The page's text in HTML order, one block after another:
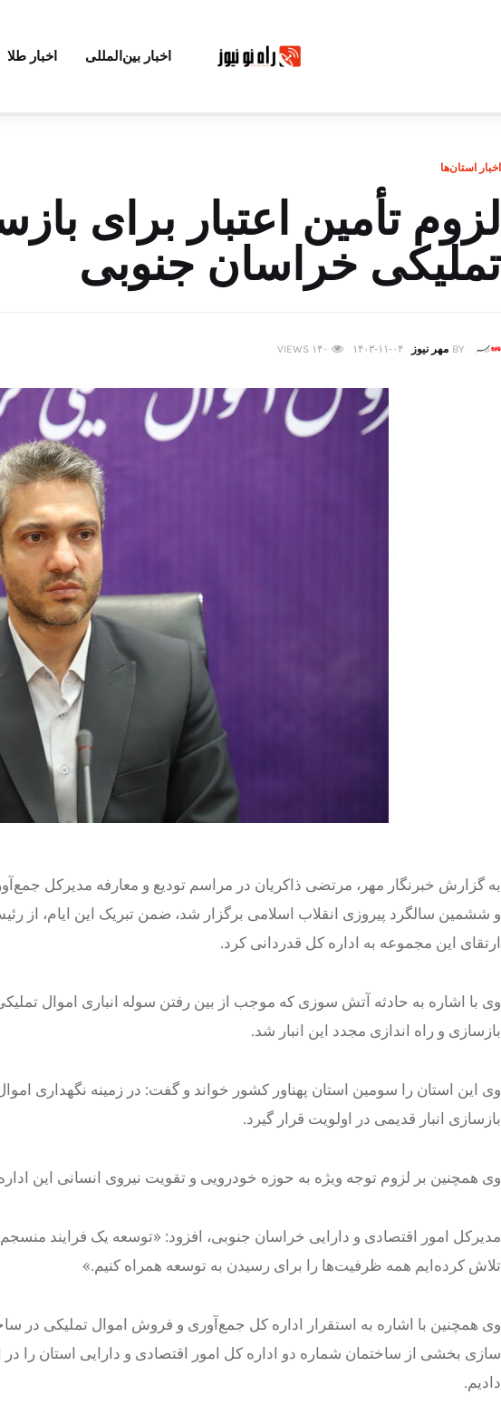
اخبار بین‌المللی اخبار طلا
اخبار استان‌ها
لزوم تأمین اعتبار برای
تملیکی خراسان جنوبی
BY مهر نیوز ۱۴۰۳-۱۱-۰۴ ۱۴۰ VIEWS
به گزارش خبرنگار مهر، مرتضی ذاکریان در مراسم تودیع و معارفه مدیرکل
و ششمین سالگرد پیروزی انقلاب اسلامی برگزار شد، ضمن تبریک این ایام،
ارتقای این مجموعه به اداره کل قدردانی کرد.
وی با اشاره به حادثه آتش سوزی که موجب از بین رفتن سوله انباری اموال
بازسازی و راه اندازی مجدد این انبار شد.
وی این استان را سومین استان پهناور کشور خواند و گفت: در زمینه نگهداری
بازسازی انبار قدیمی در اولویت قرار گیرد.
وی همچنین بر لزوم توجه ویژه به حوزه خودرویی و تقویت نیروی انسانی این
مدیرکل امور اقتصادی و دارایی خراسان جنوبی، افزود: «توسعه یک فرایند
تلاش کرده‌ایم همه ظرفیت‌ها را برای رسیدن به توسعه همراه کنیم.»
سازی بخشی از ساختمان شماره دو اداره کل امور اقتصادی و دارایی استان را
دادیم.